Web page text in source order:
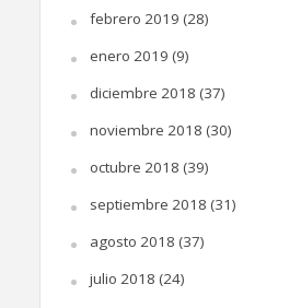
febrero 2019 (28)
enero 2019 (9)
diciembre 2018 (37)
noviembre 2018 (30)
octubre 2018 (39)
septiembre 2018 (31)
agosto 2018 (37)
julio 2018 (24)